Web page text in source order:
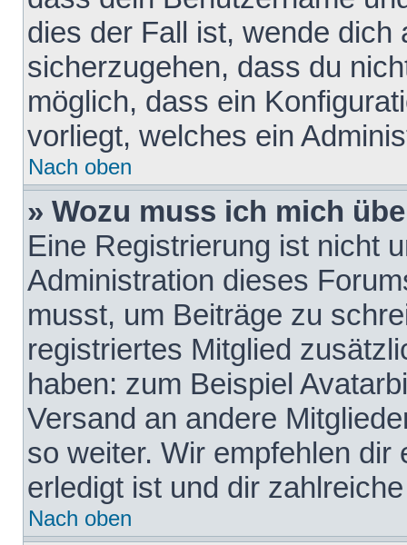
dies der Fall ist, wende dich
sicherzugehen, dass du
möglich, dass ein
vorliegt, welches ein
Nach oben
» Wozu muss ich mich
Eine Registrierung ist nicht
Administration dieses
musst, um Beiträge zu
registriertes Mitglied
haben: zum Beispiel
Versand an andere
so weiter. Wir empfehlen
erledigt ist und dir
Nach oben